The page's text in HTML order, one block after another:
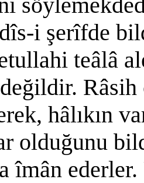
i şerîfde
teâlâ
hâlıkın
olduğunu
îmân